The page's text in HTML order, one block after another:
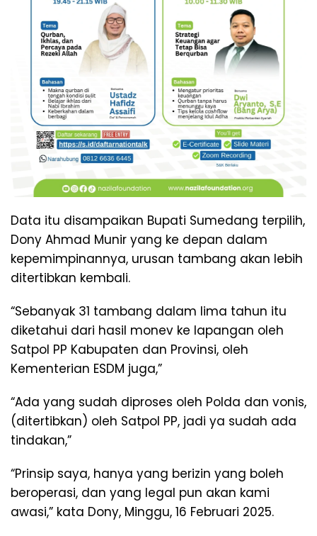
Data itu disampaikan Bupati Sumedang terpilih,
Dony Ahmad Munir yang ke depan dalam
kepemimpinannya, urusan tambang akan lebih
ditertibkan kembali.
“Sebanyak 31 tambang dalam lima tahun itu
diketahui dari hasil monev ke lapangan oleh
Satpol PP Kabupaten dan Provinsi, oleh
Kementerian ESDM juga,”
“Ada yang sudah diproses oleh Polda dan vonis,
(ditertibkan) oleh Satpol PP, jadi ya sudah ada
tindakan,”
“Prinsip saya, hanya yang berizin yang boleh
beroperasi, dan yang legal pun akan kami
awasi,” kata Dony, Minggu, 16 Februari 2025.